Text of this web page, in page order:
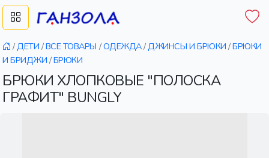
/ДЕТИ /ВСЕ ТОВАРЫ /ОДЕЖДА/ДЖИНСЫ И БРЮКИ /БРЮКИ
И БРИДЖИ /БРЮКИ
БРЮКИ ХЛОПКОВЫЕ "ПОЛОСКА
ГРАФИТ" BUNGLY